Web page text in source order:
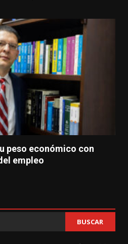
peso económico con
empleo
BUSCAR